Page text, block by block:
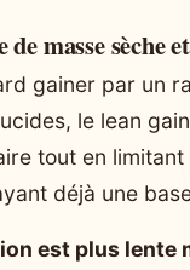
masse sèche
gainer par un
le lean
tout en limitant
déjà une
est plus lente